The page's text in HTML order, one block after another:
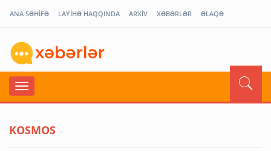
ANA SƏHİFƏ LAYİHƏ HAQQINDA ARXİV XƏBƏRLƏR ƏLAQƏ
KOSMOS